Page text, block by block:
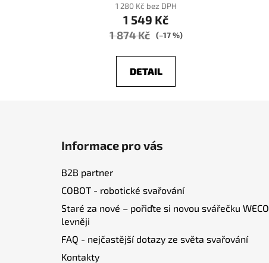
1 280 Kč bez DPH
1 549 Kč
1 874 Kč (–17 %)
DETAIL
Informace pro vás
B2B partner
COBOT - robotické svařování
Staré za nové – pořiďte si novou svářečku WECO
levněji
FAQ - nejčastější dotazy ze světa svařování
Kontakty